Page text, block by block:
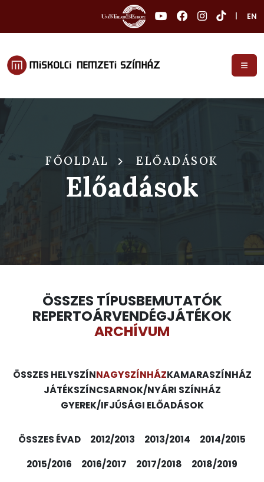
EN
FŐOLDAL ELŐADÁSOK
Előadások
ÖSSZES TÍPUSBEMUTATÓK
REPERTOÁRVENDÉGJÁTÉKOK
ARCHÍVUM
ÖSSZES HELYSZÍNNAGYSZÍNHÁZKAMARASZÍNHÁZ
JÁTÉKSZÍNCSARNOK/NYÁRI SZÍNHÁZ
GYEREK/IFJÚSÁGI ELŐADÁSOK
ÖSSZES ÉVAD 2012/2013 2013/2014
2014/2015
2015/2016
2016/2017 2017/2018
2018/2019